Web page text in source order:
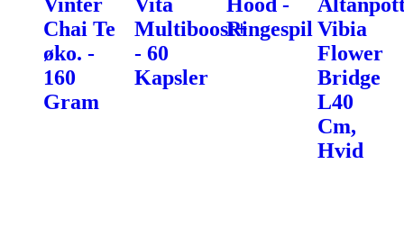
Vinter
Chai Te
øko. -
160
Gram
Vita
Multiboost+
- 60
Kapsler
Hood -
Ringespil Vibia
Flower
Bridge
L40
Cm,
Hvid